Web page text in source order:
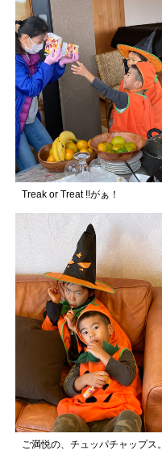
Treak or Treat !!がぁ！
ご満悦の、チュッパチャップス。